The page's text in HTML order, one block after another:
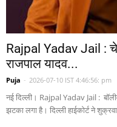
Rajpal Yadav Jail :
राजपाल यादव...
Puja - 2026-07-10 IST 4:46:56: pm
नई दिल्ली। Rajpal Yadav Jail :
झटका लगा है। दिल्ली हाईकोर्ट ने